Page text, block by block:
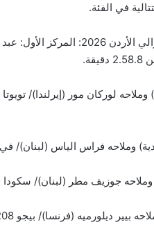
وفيما يلي نتائج مرحلة “الشيك
فراس الياس (لبنان)/ في دبليو
جوزيف مطر (لبنان)/ سكودا فابيا آر
بيجو 208 – رالي 4، بزمن 3.37.8 دقائق.